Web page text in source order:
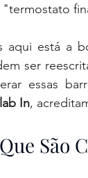
"termostato
aqui está a
ser
In,
São